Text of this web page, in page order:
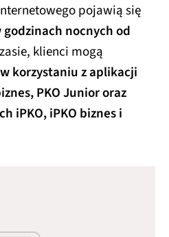
pojawią się
godzinach nocnych od
klienci mogą
korzystaniu z aplikacji
PKO Junior oraz
iPKO, iPKO biznes i